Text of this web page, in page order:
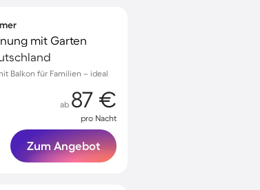
mit Garten
Balkon für Familien – ideal
ab 87 €
pro Nacht
Zum Angebot